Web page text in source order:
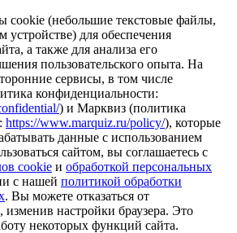
cookie (небольшие текстовые файлы,
устройстве) для обеспечения
а также для анализа его
пользовательского опыта. На
сервисы, в том числе
конфиденциальности:
) и Марквиз (политика
https://www.marquiz.ru/policy/), которые
данные с использованием
сайтом, вы соглашаетесь с
cookie и обработкой персональных
с нашей политикой обработки
. Вы можете отказаться от
изменив настройки браузера. Это
некоторых функций сайта.